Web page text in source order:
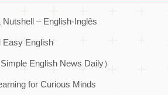
Nutshell – English-Inglês
Easy English
English News Daily）
for Curious Minds